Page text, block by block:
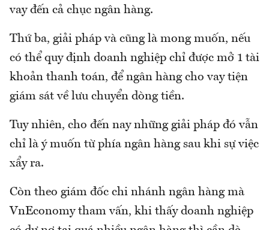
vay đến cả chục ngân hàng.
Thứ ba, giải pháp và cũng là mong muốn, nếu
có thể quy định doanh nghiệp chỉ được mở 1 tài
khoản thanh toán, để ngân hàng cho vay tiện
giám sát về lưu chuyển dòng tiền.
Tuy nhiên, cho đến nay những giải pháp đó vẫn
chỉ là ý muốn từ phía ngân hàng sau khi sự việc
xẩy ra.
Còn theo giám đốc chi nhánh ngân hàng mà
VnEconomy tham vấn, khi thấy doanh nghiệp